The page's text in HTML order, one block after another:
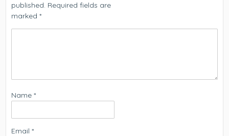
published. Required fields are
marked*
Name*
Email*